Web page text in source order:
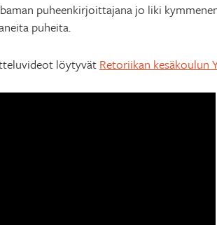
puheenkirjoittajana jo liki
puheita.
löytyvät Retoriikan kesäkoulun